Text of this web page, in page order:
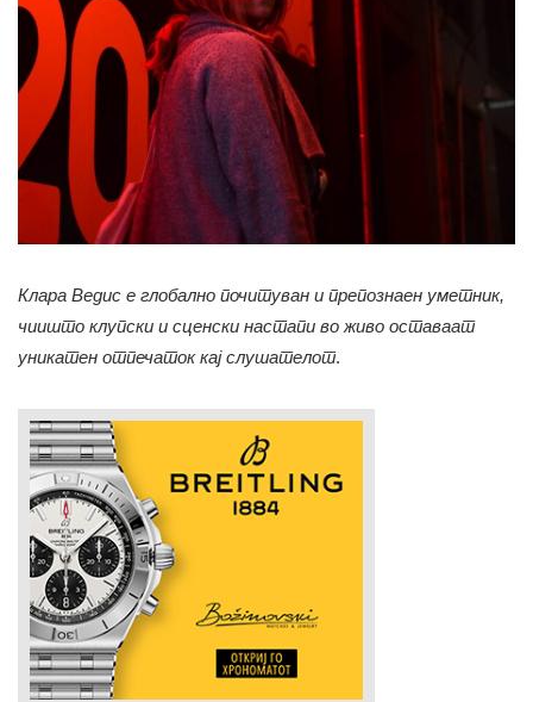
Клара Ведис е глобално почитуван и препознаен уметник,
чиишто клупски и сценски настапи во живо оставаат
уникатен отпечаток кај слушателот.